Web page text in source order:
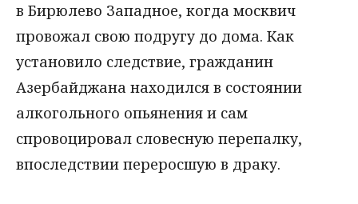
в Бирюлево Западное, когда москвич
провожал свою подругу до дома. Как
установило следствие, гражданин
Азербайджана находился в состоянии
алкогольного опьянения и сам
спровоцировал словесную перепалку,
впоследствии переросшую в драку.